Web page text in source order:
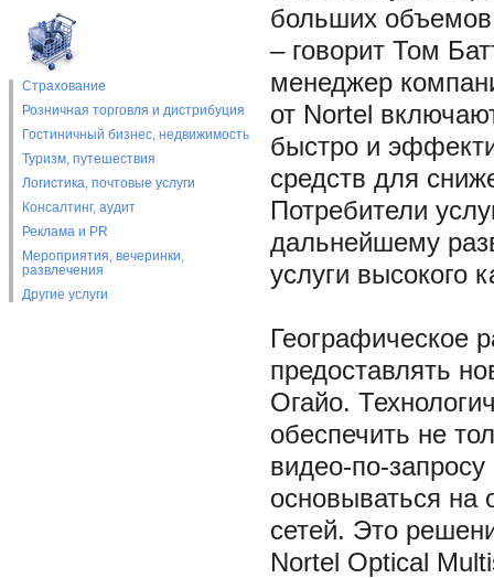
Страхование
Розничная торговля и дистрибуция
Гостиничный бизнес, недвижимость
Туризм, путешествия
Логистика, почтовые услуги
Консалтинг, аудит
Реклама и PR
Мероприятия, вечеринки,
развлечения
Другие услуги
больших объемов
– говорит Том
менеджер
от Nortel
быстро и
средств для
Потребители
дальнейшему
услуги высокого
Географическое
предоставлять
Огайо.
обеспечить не
видео-по-
основываться на
сетей. Это
Nortel Optical